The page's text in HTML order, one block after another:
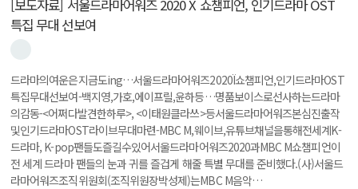
[보도자료] 서울드라마어워즈 2020 X 쇼챔피언, 인기드라마 OST
특집 무대 선보여
드라마의여운은지금도ing…서울드라마어워즈2020Ï쇼챔피언,인기드라마OST
특집무대선보여-백지영,가호,에이프릴,윤하등…명품보이스로선사하는드라마
의감동-<어쩌다발견한하루>, <이태원클라쓰>등서울드라마어워즈본심진출작
및인기드라마OST라이브무대마련-MBC M,웨이브,유튜브채널을통해전세계K-
드라마, K-pop팬들도즐길수있어서울드라마어워즈2020과MBC M쇼챔피언이
전 세계 드라마 팬들의 눈과 귀를 즐겁게 해줄 특별 무대를 준비했다.(사)서울드
라마어워즈조직위원회(조직위원장박성제)는MBC M음악…